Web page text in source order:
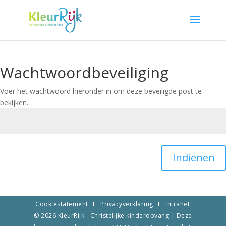
Wachtwoordbeveiliging
Voer het wachtwoord hieronder in om deze beveiligde post te
bekijken.:
Indienen
Cookiestatement Privacyverklaring
Intranet
© 2026 KleurRijk - Christelijke kinderopvang | Deze